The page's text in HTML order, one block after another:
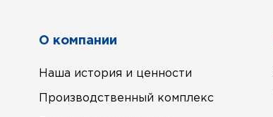
О компании
Наша история и ценности
Производственный комплекс